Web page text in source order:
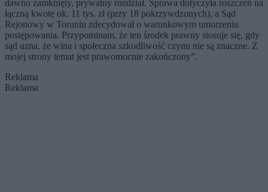
dawno zamknięty, prywatny rozdział. Sprawa dotyczyła roszczeń na
łączną kwotę ok. 11 tys. zł (przy 18 pokrzywdzonych), a Sąd
Rejonowy w Toruniu zdecydował o warunkowym umorzeniu
postępowania. Przypominam, że ten środek prawny stosuje się, gdy
sąd uzna, że wina i społeczna szkodliwość czynu nie są znaczne. Z
mojej strony temat jest prawomocnie zakończony”.
Reklama
Reklama